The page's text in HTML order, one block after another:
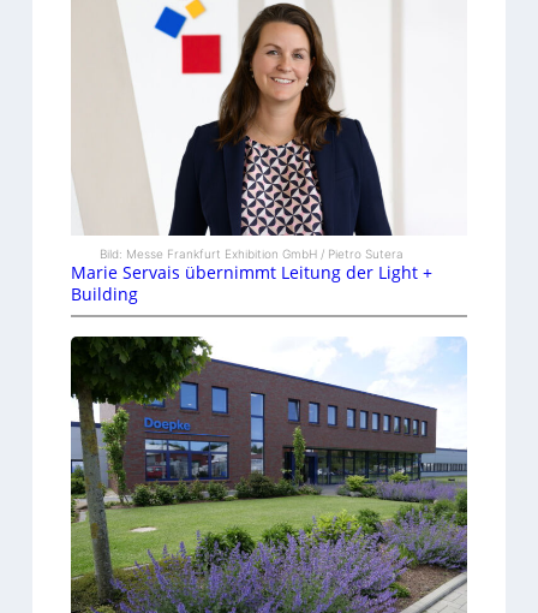
Bild: Messe Frankfurt Exhibition GmbH / Pietro Sutera
Marie Servais übernimmt Leitung der Light +
Building